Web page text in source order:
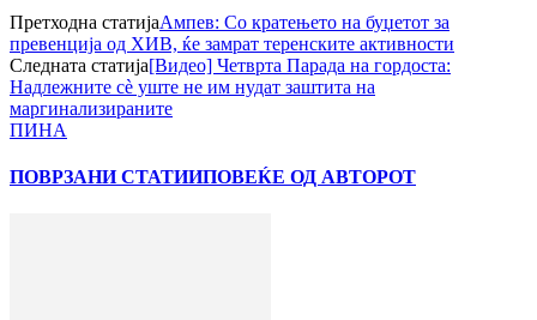
Претходна статијаАмпев: Со кратењето на буџетот за
превенција од ХИВ, ќе замрат теренските активности
Следната статија[Видео] Четврта Парада на гордоста:
Надлежните сѐ уште не им нудат заштита на
маргинализираните
ПИНА
ПОВРЗАНИ СТАТИИПОВЕЌЕ ОД АВТОРОТ